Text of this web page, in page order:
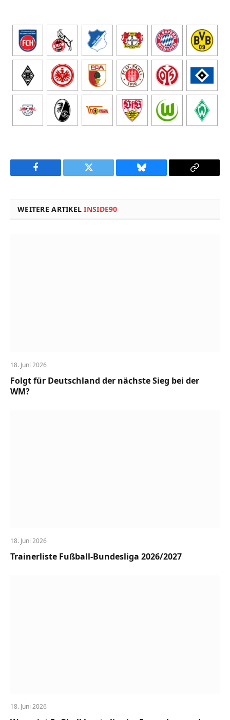
Facebook Twitter Bluesky
Copy
WEITERE ARTIKELINSIDE90
18. Juni 2026
Folgt für Deutschland der nächste Sieg bei der
WM?
18. Juni 2026
Trainerliste Fußball-Bundesliga 2026/2027
18. Juni 2026